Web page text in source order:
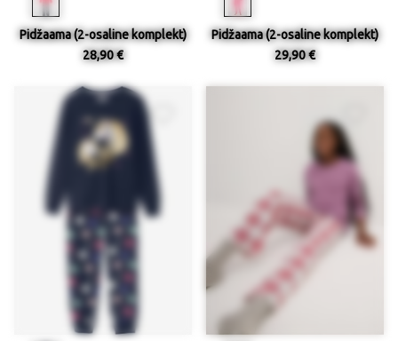
Pidžaama (2-osaline komplekt)
28,90 €
Pidžaama (2-osaline komplekt)
29,90 €